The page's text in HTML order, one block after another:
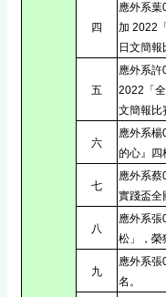
四
應外系
加 2022
日文簡報
五
應外系許
2022「
文簡報比
六
應外系楊
的心』四
七
應外系
實踐盃全
八
應外系
松」，榮
九
應外系張
名。